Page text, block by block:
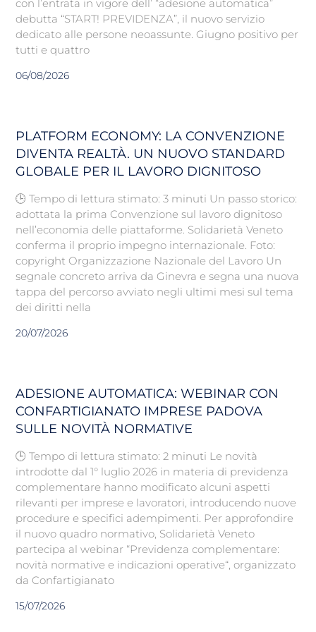
con l’entrata in vigore dell’ “adesione automatica”
debutta “START! PREVIDENZA”, il nuovo servizio
dedicato alle persone neoassunte. Giugno positivo per
tutti e quattro
06/08/2026
PLATFORM ECONOMY: LA CONVENZIONE
DIVENTA REALTÀ. UN NUOVO STANDARD
GLOBALE PER IL LAVORO DIGNITOSO
🕒 Tempo di lettura stimato: 3 minuti Un passo storico:
adottata la prima Convenzione sul lavoro dignitoso
nell’economia delle piattaforme. Solidarietà Veneto
conferma il proprio impegno internazionale. Foto:
copyright Organizzazione Nazionale del Lavoro Un
segnale concreto arriva da Ginevra e segna una nuova
tappa del percorso avviato negli ultimi mesi sul tema
dei diritti nella
20/07/2026
ADESIONE AUTOMATICA: WEBINAR CON
CONFARTIGIANATO IMPRESE PADOVA
SULLE NOVITÀ NORMATIVE
🕒 Tempo di lettura stimato: 2 minuti Le novità
introdotte dal 1° luglio 2026 in materia di previdenza
complementare hanno modificato alcuni aspetti
rilevanti per imprese e lavoratori, introducendo nuove
procedure e specifici adempimenti. Per approfondire
il nuovo quadro normativo, Solidarietà Veneto
partecipa al webinar “Previdenza complementare:
novità normative e indicazioni operative“, organizzato
da Confartigianato
15/07/2026